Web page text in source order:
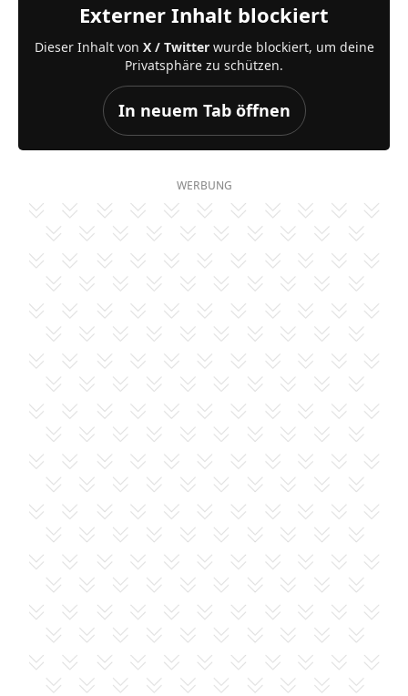
Externer Inhalt blockiert
Dieser Inhalt von X / Twitterwurde blockiert, um deine
Privatsphäre zu schützen.
In neuem Tab öffnen
WERBUNG